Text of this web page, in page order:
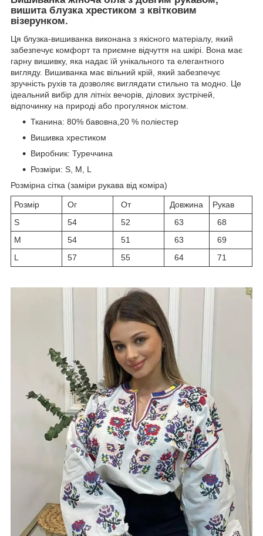
вишита блузка хрестиком з квітковим
візерунком.
Ця блузка-вишиванка виконана з якісного матеріалу, який
забезпечує комфорт та приємне відчуття на шкірі. Вона має
гарну вишивку, яка надає їй унікального та елегантного
вигляду. Вишиванка має вільний крій, який забезпечує
зручність рухів та дозволяє виглядати стильно та модно. Це
ідеальний вибір для літніх вечорів, ділових зустрічей,
відпочинку на природі або прогулянок містом.
Тканина: 80% бавовна,20 % поліестер
Вишивка хрестиком
Виробник: Туреччина
Розміри: S, M, L
Розмірна сітка (заміри рукава від коміра)
Розмір Ог От Довжина
Рукав
S
54 52 63
68
M
54 51 63
69
L
57 55 64 71